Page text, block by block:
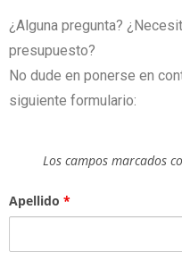
¿Alguna pregunta?
presupuesto?
No dude en ponerse en
siguiente formulario:
Los campos marcados
Apellido *